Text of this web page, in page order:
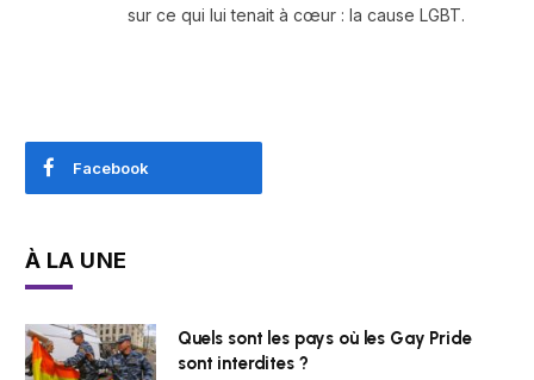
sur ce qui lui tenait à cœur : la cause LGBT.
Facebook
À LA UNE
Quels sont les pays où les Gay Pride
sont interdites ?